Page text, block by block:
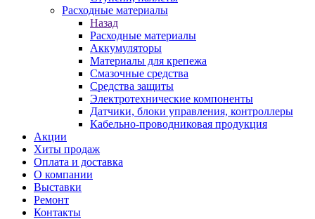
Расходные материалы
Назад
Расходные материалы
Аккумуляторы
Материалы для крепежа
Смазочные средства
Средства защиты
Электротехнические компоненты
Датчики, блоки управления, контроллеры
Кабельно-проводниковая продукция
Акции
Хиты продаж
Оплата и доставка
О компании
Выставки
Ремонт
Контакты